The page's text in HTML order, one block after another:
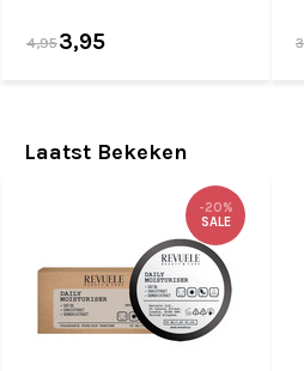
4,953,95
Laatst Bekeken
-20%
SALE